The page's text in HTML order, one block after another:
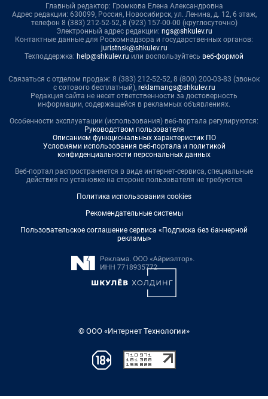
Главный редактор: Громкова Елена Александровна
Адрес редакции: 630099, Россия, Новосибирск, ул. Ленина, д. 12, 6 этаж,
телефон 8 (383) 212-52-52, 8 (923) 157-00-00 (круглосуточно)
Электронный адрес редакции: ngs@shkulev.ru
Контактные данные для Роскомнадзора и государственных органов:
juristnsk@shkulev.ru
Техподдержка: help@shkulev.ru или воспользуйтесь веб-формой
Связаться с отделом продаж: 8 (383) 212-52-52, 8 (800) 200-03-83 (звонок
с сотового бесплатный), reklamangs@shkulev.ru
Редакция сайта не несет ответственности за достоверность
информации, содержащейся в рекламных объявлениях.
Особенности эксплуатации (использования) веб-портала регулируются:
Руководством пользователя
Описанием функциональных характеристик ПО
Условиями использования веб-портала и политикой
конфиденциальности персональных данных
Веб-портал распространяется в виде интернет-сервиса, специальные
действия по установке на стороне пользователя не требуются
Политика использования cookies
Рекомендательные системы
Пользовательское соглашение сервиса «Подписка без баннерной
рекламы»
© ООО «Интернет Технологии»